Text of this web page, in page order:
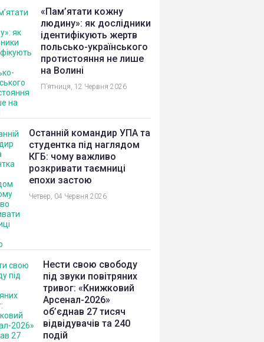
«Пам’ятати кожну
людину»: як дослідники
ідентифікують жертв
польсько-українського
протистояння не лише
на Волині
П’ятниця, 12 Червня 2026
Останній командир УПА та
студентка під наглядом
КГБ: чому важливо
розкривати таємниці
епохи застою
Четвер, 04 Червня 2026
Нести свою свободу
під звуки повітряних
тривог: «Книжковий
Арсенал-2026»
об’єднав 27 тисяч
відвідувачів та 240
подій